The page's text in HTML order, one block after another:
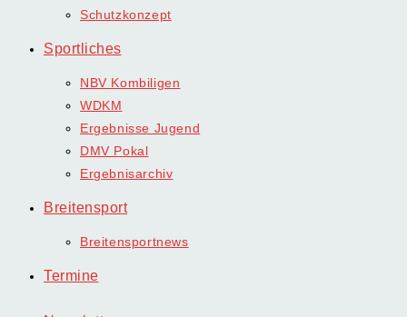
Schutzkonzept
Sportliches
NBV Kombiligen
WDKM
Ergebnisse Jugend
DMV Pokal
Ergebnisarchiv
Breitensport
Breitensportnews
Termine